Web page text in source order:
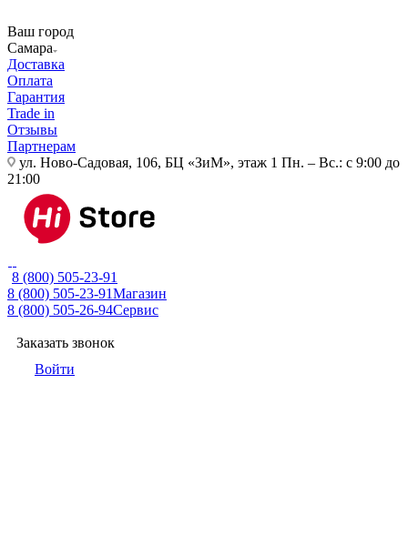
Ваш город
Самара
Доставка
Оплата
Гарантия
Trade in
Отзывы
Партнерам
ул. Ново-Садовая, 106, БЦ «ЗиМ», этаж 1 Пн. – Вс.: с 9:00 до
21:00
8 (800) 505-23-91
8 (800) 505-23-91Магазин
8 (800) 505-26-94Сервис
Заказать звонок
Войти